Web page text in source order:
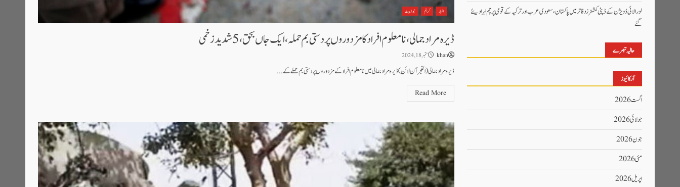
اخبار کرائم نیوز بیٹ
ڈیرہ مراد جمالی،نامعلوم افراد کا مزدوروں پر دستی بم حملہ، ایک جاں بحق،5شدید زخمی
khan ستمبر 18, 2024
ڈیرہ مراد جمالی(الفجرآن لائن) ڈیرہ مراد جمالی میں نامعلوم افراد کے مزدوروں پر دستی بم حملے کے...
Read More
لورالائی ڈویژن کے ڈپٹی کمشنرز دفاتر میں پاکستان، سعودی عرب اور ترکیہ کے قومی پرچم لہرا دیئے
گئے
حالیہ تبصرے
آرکائیوز
اگست 2026
جولائی 2026
جون 2026
مئی 2026
اپریل 2026